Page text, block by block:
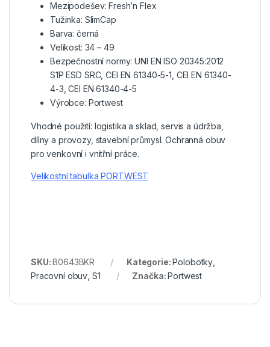
Mezipodešev: Fresh’n Flex
Tužinka: SlimCap
Barva: černá
Velikost: 34 – 49
Bezpečnostní normy: UNI EN ISO 20345:2012
S1P ESD SRC, CEI EN 61340-5-1, CEI EN 61340-
4-3, CEI EN 61340-4-5
Výrobce: Portwest
Vhodné použití: logistika a sklad, servis a údržba,
dílny a provozy, stavební průmysl. Ochranná obuv
pro venkovní i vnitřní práce.
Velikostní tabulka PORTWEST
SKU:B0643BKR Kategorie:Polobotky
Pracovní obuv S1 Značka:Portwest